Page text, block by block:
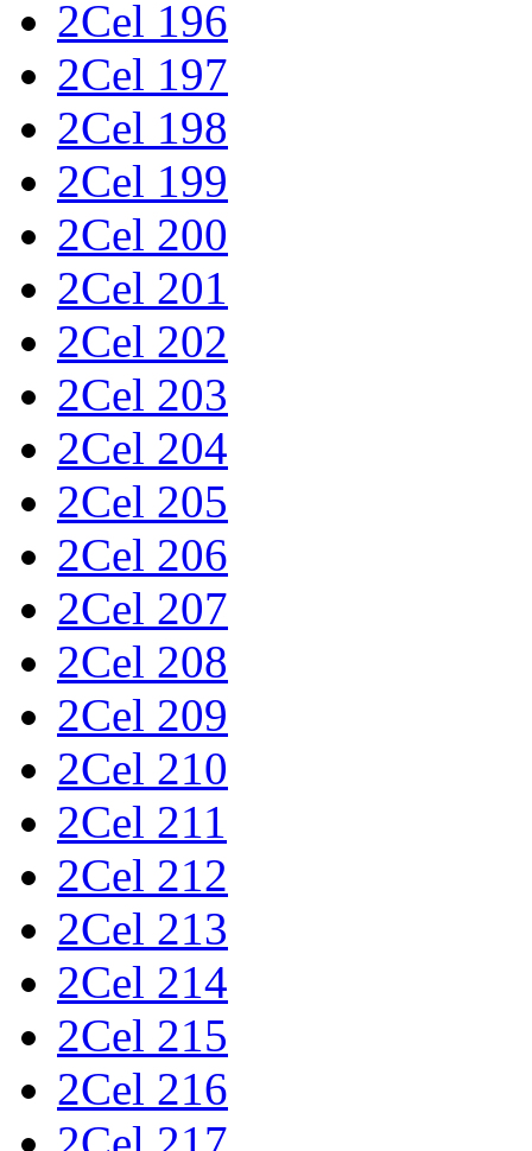
2Cel 196
2Cel 197
2Cel 198
2Cel 199
2Cel 200
2Cel 201
2Cel 202
2Cel 203
2Cel 204
2Cel 205
2Cel 206
2Cel 207
2Cel 208
2Cel 209
2Cel 210
2Cel 211
2Cel 212
2Cel 213
2Cel 214
2Cel 215
2Cel 216